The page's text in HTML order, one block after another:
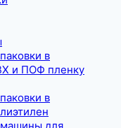
в
и ПОФ пленку
в